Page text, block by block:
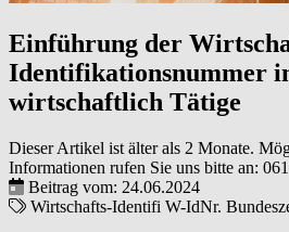
Einführung der
Identifikationsnummer
wirtschaftlich Tätige
Dieser Artikel ist älter als 2 Monate.
Informationen rufen Sie uns bitte an:
Beitrag vom: 24.06.2024
Wirtschafts-Identifi W-IdNr.